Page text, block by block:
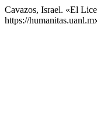
Cavazos, Israel. «El
https://